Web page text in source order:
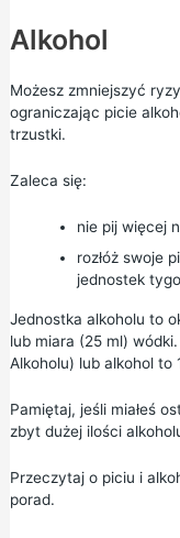
Alkohol
Możesz zmniejszyć
ograniczając picie
trzustki.
Zaleca się:
nie pij więcej
rozłóż swoje
jednostek
Jednostka alkoholu to
lub miara (25 ml) wódki.
Alkoholu) lub alkohol to
Pamiętaj, jeśli miałeś
zbyt dużej ilości
Przeczytaj o piciu i
porad.